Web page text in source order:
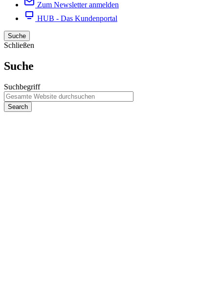
Zum Newsletter anmelden
HUB - Das Kundenportal
Suche
Schließen
Suche
Suchbegriff